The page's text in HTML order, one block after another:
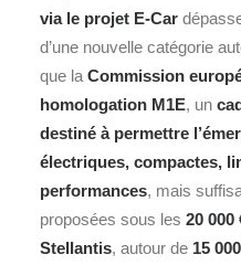
via le projet E-Car
d’une nouvelle catégorie
que la Commission
homologation M1E, un
destiné à permettre
électriques, compactes,
performances, mais
proposées sous les 20 000
Stellantis, autour de 15